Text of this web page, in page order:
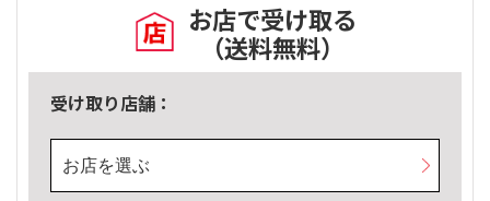
お店で受け取る
（送料無料）
受け取り店舗：
お店を選ぶ